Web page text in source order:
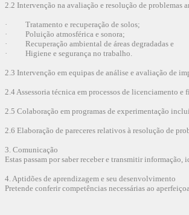
2.2 Intervenção na avaliação e resolução de problemas
· Tratamento e recuperação de solos;
· Poluição atmosférica e sonora;
· Recuperação ambiental de áreas degradadas e
· Higiene e segurança no trabalho.
2.3 Intervenção em equipas de análise e avaliação de
2.4 Assessoria técnica em processos de licenciamento e
2.5 Colaboração em programas de experimentação
2.6 Elaboração de pareceres relativos à resolução de
3. Comunicação
Estas passam por saber receber e transmitir
4. Aptidões de aprendizagem e seu desenvolvimento
Pretende conferir competências necessárias ao